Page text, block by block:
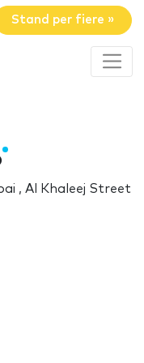
Stand per fiere »
, Al Khaleej Street